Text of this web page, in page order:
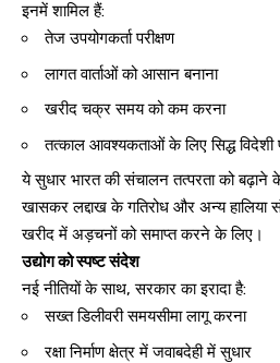
इनमें शामिल हैं:
तेज उपयोगकर्ता परीक्षण
लागत वार्ताओं को आसान बनाना
खरीद चक्र समय को कम करना
तत्काल आवश्यकताओं के लिए सिद्ध विदेशी
ये सुधार भारत की संचालन तत्परता को बढ़ाने
खासकर लद्दाख के गतिरोध और अन्य हालिया
खरीद में अड़चनों को समाप्त करने के लिए।
उद्योग को स्पष्ट संदेश
नई नीतियों के साथ, सरकार का इरादा है:
सख्त डिलीवरी समयसीमा लागू करना
रक्षा निर्माण क्षेत्र में जवाबदेही में सुधार